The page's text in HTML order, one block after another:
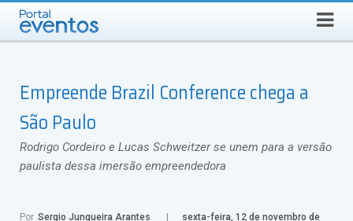
SEXTA-FEIRA, 7 DE AGOSTO DE 2026 Busca
Empreende Brazil Conference chega a
São Paulo
Rodrigo Cordeiro e Lucas Schweitzer se unem para a versão
paulista dessa imersão empreendedora
Por Sergio Junqueira Arantes
sexta-feira, 12 de novembro de